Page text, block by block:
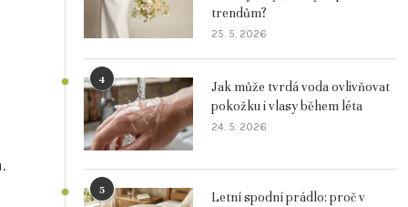
trendům?
25. 5. 2026
4
Jak může tvrdá voda ovlivňovat
pokožku i vlasy během léta
24. 5. 2026
5
Letní spodní prádlo: proč v